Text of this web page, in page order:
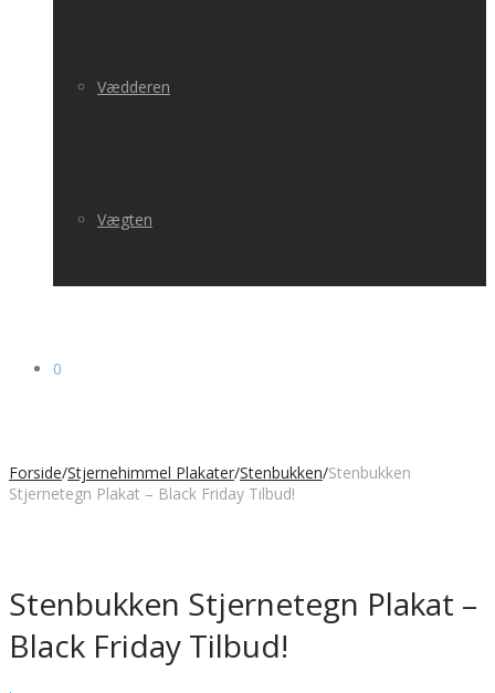
Vædderen
Vægten
0
Forside/Stjernehimmel Plakater/Stenbukken/Stenbukken
Stjernetegn Plakat – Black Friday Tilbud!
Stenbukken Stjernetegn Plakat –
Black Friday Tilbud!